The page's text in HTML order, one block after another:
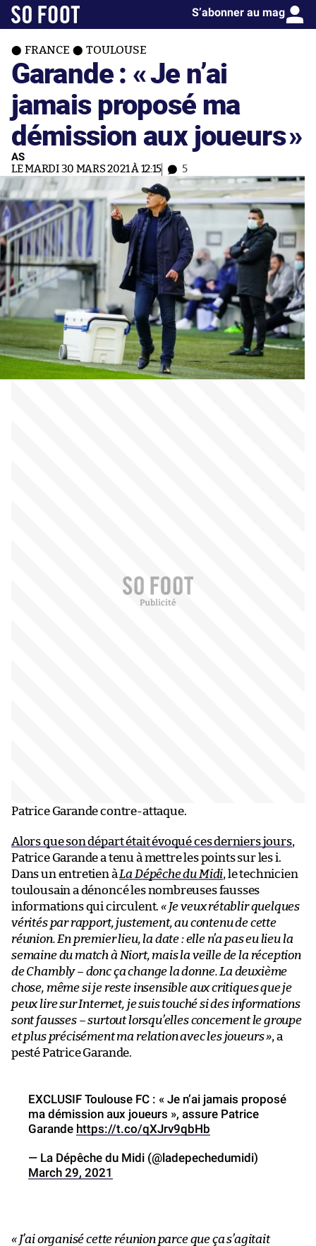
S’abonner au mag
FRANCE TOULOUSE
Garande : «Je n’ai
jamais proposé ma
démission aux joueurs»
AS
LE MARDI 30 MARS 2021 À 12:15 5
Patrice Garande contre-attaque.
Alors que son départ était évoqué ces derniers jours,
Patrice Garande a tenu à mettre les points sur les i.
Dans un entretien à La Dépêche du Midi, le technicien
toulousain a dénoncé les nombreuses fausses
informations qui circulent. « Je veux rétablir quelques
vérités par rapport, justement, au contenu de cette
réunion. En premier lieu, la date : elle n’a pas eu lieu la
semaine du match à Niort, mais la veille de la réception
de Chambly – donc ça change la donne. La deuxième
chose, même si je reste insensible aux critiques que je
peux lire sur Internet, je suis touché si des informations
sont fausses – surtout lorsqu’elles concernent le groupe
et plus précisément ma relation avec les joueurs », a
pesté Patrice Garande.
EXCLUSIF Toulouse FC : « Je n’ai jamais proposé
ma démission aux joueurs », assure Patrice
Garande https://t.co/qXJrv9qbHb
— La Dépêche du Midi (@ladepechedumidi)
March 29, 2021
« J’ai organisé cette réunion parce que ça s’agitait